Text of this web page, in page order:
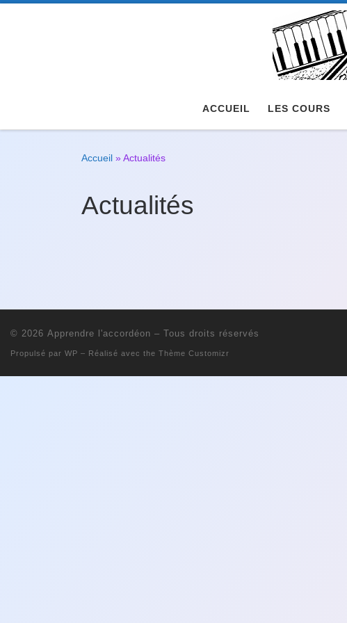
ACCUEIL LES COURS
Accueil »Actualités
Actualités
© 2026 Apprendre l'accordéon – Tous droits réservés
Propulsé par WP – Réalisé avec the Thème Customizr